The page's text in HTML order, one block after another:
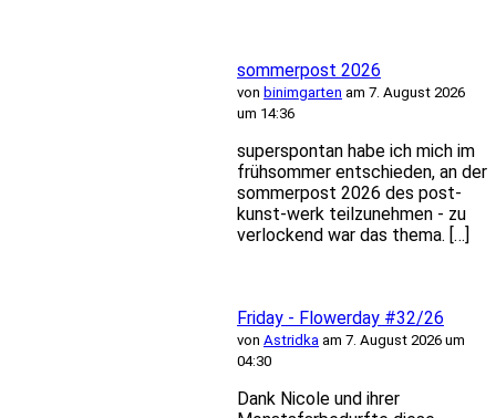
sommerpost 2026
von binimgarten am 7. August 2026
um 14:36
superspontan habe ich mich im
frühsommer entschieden, an der
sommerpost 2026 des post-
kunst-werk teilzunehmen - zu
verlockend war das thema. […]
Friday - Flowerday #32/26
von Astridka am 7. August 2026 um
04:30
Dank Nicole und ihrer